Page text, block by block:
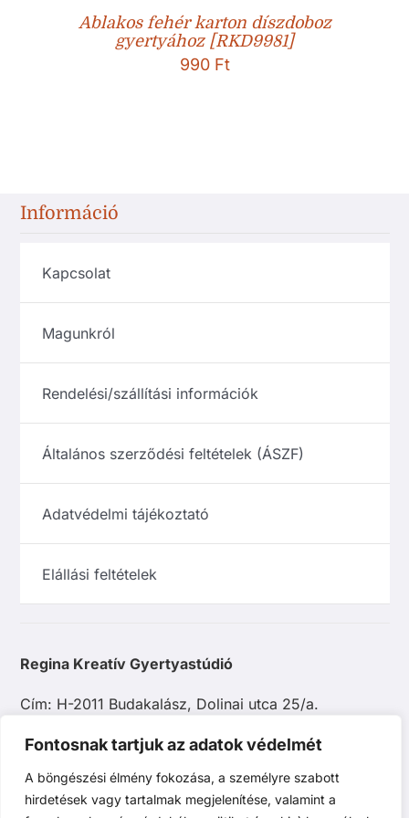
Fontosnak tartjuk az adatok védelmét
A böngészési élmény fokozása, a személyre szabott
hirdetések vagy tartalmak megjelenítése, valamint a
Ablakos fehér karton díszdoboz
gyertyához [RKD9981]
990 Ft
Információ
Kapcsolat
Magunkról
Rendelési/szállítási információk
Általános szerződési feltételek (ÁSZF)
Adatvédelmi tájékoztató
Elállási feltételek
Regina Kreatív Gyertyastúdió
Cím: H-2011 Budakalász, Dolinai utca 25/a.
E-mail: info@reginagyertya.hu
Tel.: +36 20 483 9097